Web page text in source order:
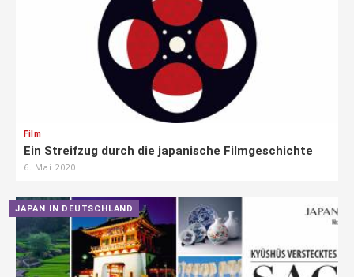
Film
Ein Streifzug durch die japanische Filmgeschichte
6. Mai 2020
JAPAN IN DEUTSCHLAND